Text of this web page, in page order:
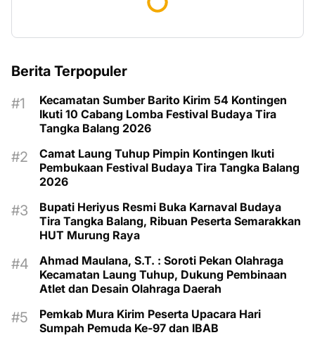
Berita Terpopuler
Kecamatan Sumber Barito Kirim 54 Kontingen
Ikuti 10 Cabang Lomba Festival Budaya Tira
Tangka Balang 2026
Camat Laung Tuhup Pimpin Kontingen Ikuti
Pembukaan Festival Budaya Tira Tangka Balang
2026
Bupati Heriyus Resmi Buka Karnaval Budaya
Tira Tangka Balang, Ribuan Peserta Semarakkan
HUT Murung Raya
Ahmad Maulana, S.T. : Soroti Pekan Olahraga
Kecamatan Laung Tuhup, Dukung Pembinaan
Atlet dan Desain Olahraga Daerah
Pemkab Mura Kirim Peserta Upacara Hari
Sumpah Pemuda Ke-97 dan IBAB